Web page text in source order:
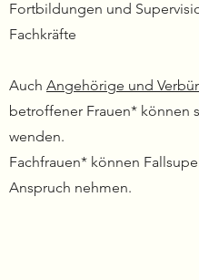
Fortbildungen und
Fachkräfte
Auch Angehörige und
betroffener Frauen* können
wenden.
Fachfrauen* können
Anspruch nehmen.